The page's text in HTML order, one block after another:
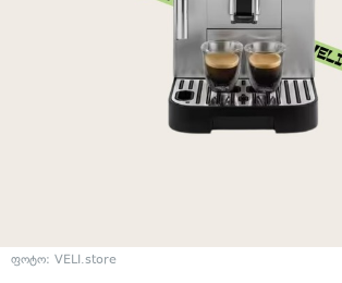
ფოტო: VELI.store